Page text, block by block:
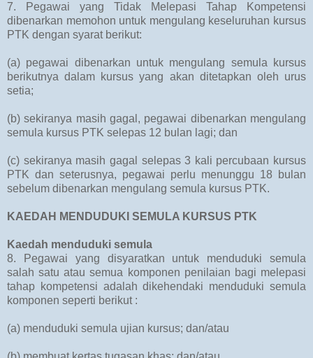
7. Pegawai yang Tidak Melepasi Tahap Kompetensi
dibenarkan memohon untuk mengulang keseluruhan kursus
PTK dengan syarat berikut:
(a) pegawai dibenarkan untuk mengulang semula kursus
berikutnya dalam kursus yang akan ditetapkan oleh urus
setia;
(b) sekiranya masih gagal, pegawai dibenarkan mengulang
semula kursus PTK selepas 12 bulan lagi; dan
(c) sekiranya masih gagal selepas 3 kali percubaan kursus
PTK dan seterusnya, pegawai perlu menunggu 18 bulan
sebelum dibenarkan mengulang semula kursus PTK.
KAEDAH MENDUDUKI SEMULA KURSUS PTK
Kaedah menduduki semula
8. Pegawai yang disyaratkan untuk menduduki semula
salah satu atau semua komponen penilaian bagi melepasi
tahap kompetensi adalah dikehendaki menduduki semula
komponen seperti berikut :
(a) menduduki semula ujian kursus; dan/atau